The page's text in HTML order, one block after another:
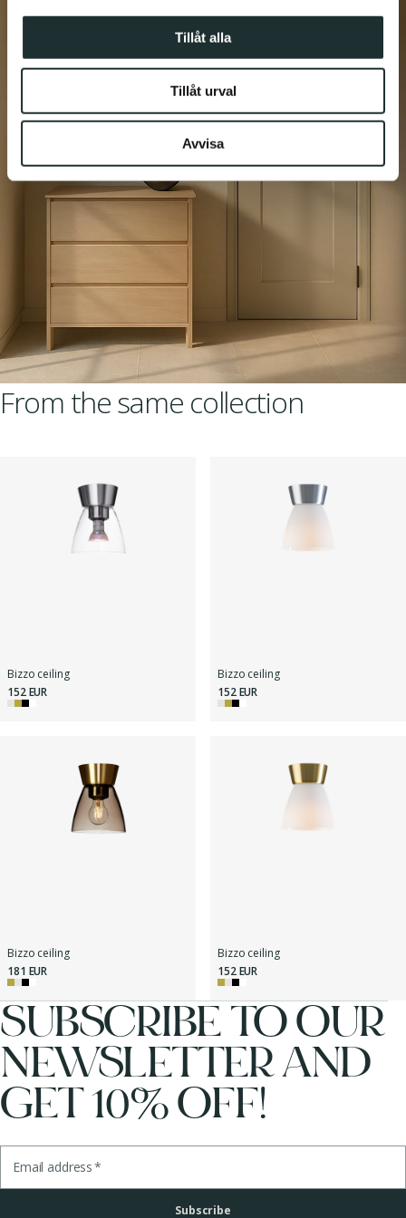
annons- och analysföretag som vi samarbetar med.
information som du har tillhandahållit eller som de har
samlat in när du har använt deras tjänster.
Tillåt alla
Tillåt urval
Avvisa
From the same collection
Bizzo ceiling
152 EUR
Bizzo ceiling
152 EUR
Bizzo ceiling
181 EUR
Bizzo ceiling
152 EUR
SUBSCRIBE TO OUR
NEWSLETTER AND
GET 10% OFF!
Email address*
Subscribe